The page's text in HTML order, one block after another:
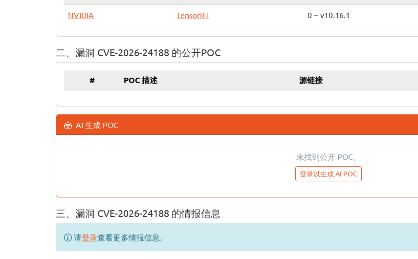
NVIDIA TensorRT 0 ~ v10.16.1
二、漏洞 CVE-2026-24188 的公开POC
# POC 描述 源链接
AI 生成 POC
未找到公开 POC。
登录以生成 AI POC
三、漏洞 CVE-2026-24188 的情报信息
请登录查看更多情报信息。